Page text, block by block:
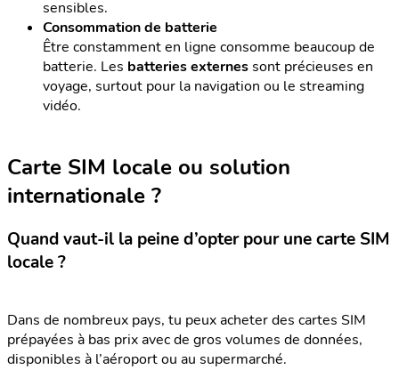
sensibles.
Consommation de batterie
Être constamment en ligne consomme beaucoup de
batterie. Les batteries externessont précieuses en
voyage, surtout pour la navigation ou le streaming
vidéo.
Carte SIM locale ou solution
internationale ?
Quand vaut-il la peine d’opter pour une carte SIM
locale ?
Dans de nombreux pays, tu peux acheter des cartes SIM
prépayées à bas prix avec de gros volumes de données,
disponibles à l’aéroport ou au supermarché.